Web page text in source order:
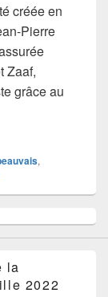
créée en
Pierre
Zaaf,
grâce au
,
la
2022